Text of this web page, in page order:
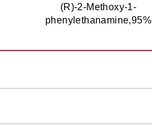
(R)-2-Methoxy-1-
phenylethanamine,95%